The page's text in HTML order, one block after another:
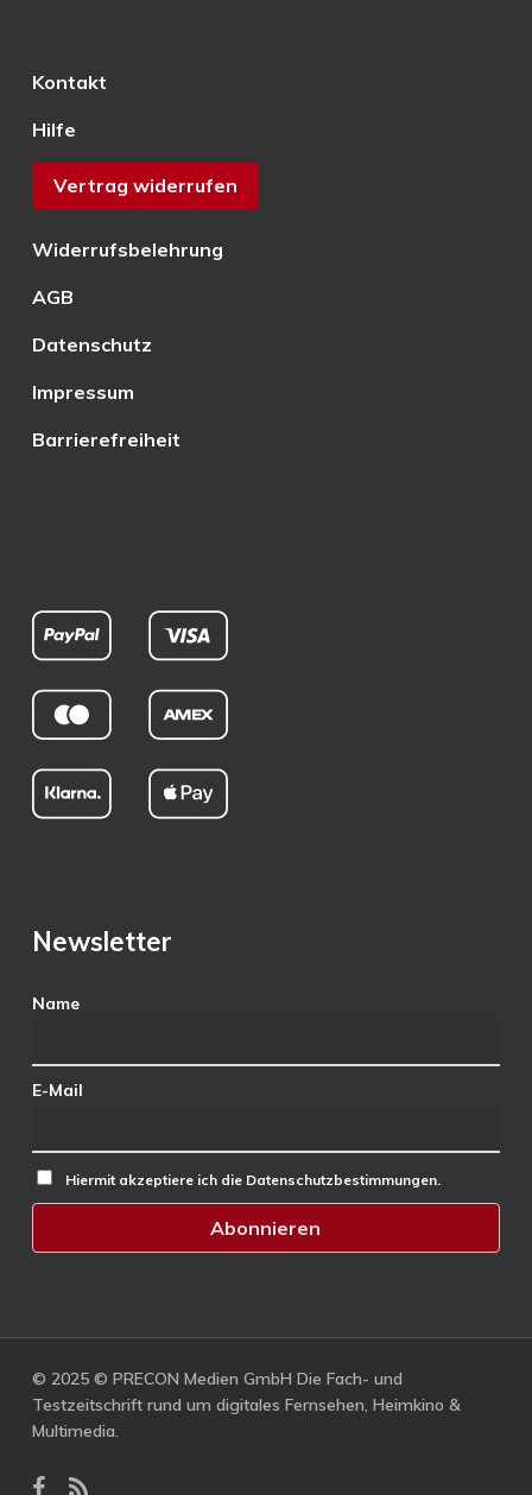
Kontakt
Hilfe
Vertrag widerrufen
Widerrufsbelehrung
AGB
Datenschutz
Impressum
Barrierefreiheit
Newsletter
Name
E-Mail
Hiermit akzeptiere ich die Datenschutzbestimmungen.
© 2025 © PRECON Medien GmbH Die Fach- und
Testzeitschrift rund um digitales Fernsehen, Heimkino &
Multimedia.
facebook
RSS